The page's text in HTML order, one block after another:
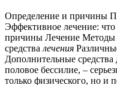
Определение и причины
Эффективное лечение:
причины Лечение Методы
средствалечения
Дополнительные средства
половое бессилие, –
только физического, но и